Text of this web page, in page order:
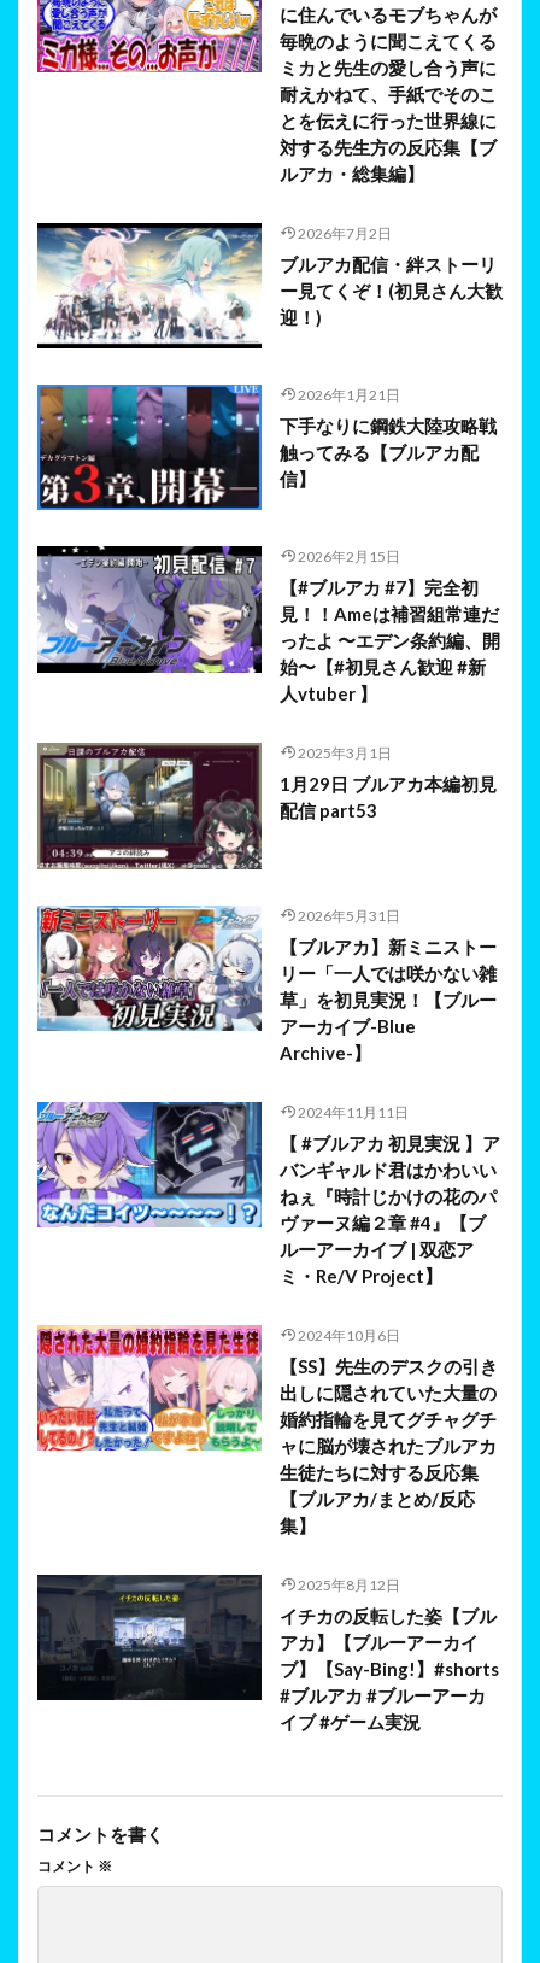
に住んでいるモブちゃんが
毎晩のように聞こえてくる
ミカと先生の愛し合う声に
耐えかねて、手紙でそのこ
とを伝えに行った世界線に
対する先生方の反応集【ブ
ルアカ・総集編】
2026年7月2日
ブルアカ配信・絆ストーリ
ー見てくぞ！(初見さん大歓
迎！)
2026年1月21日
下手なりに鋼鉄大陸攻略戦
触ってみる【ブルアカ配
信】
2026年2月15日
【#ブルアカ #7】完全初
見！！Ameは補習組常連だ
ったよ 〜エデン条約編、開
始〜【#初見さん歓迎 #新
人vtuber 】
2025年3月1日
1月29日 ブルアカ本編初見
配信 part53
2026年5月31日
【ブルアカ】新ミニストー
リー「一人では咲かない雑
草」を初見実況！【ブルー
アーカイブ-Blue
Archive-】
2024年11月11日
【 #ブルアカ 初見実況 】ア
バンギャルド君はかわいい
ねぇ『時計じかけの花のパ
ヴァーヌ編２章 #4』【ブ
ルーアーカイブ | 双恋ア
ミ・Re/V Project】
2024年10月6日
【SS】先生のデスクの引き
出しに隠されていた大量の
婚約指輪を見てグチャグチ
ャに脳が壊されたブルアカ
生徒たちに対する反応集
【ブルアカ/まとめ/反応
集】
2025年8月12日
イチカの反転した姿【ブル
アカ】【ブルーアーカイ
ブ】【Say-Bing!】#shorts
#ブルアカ #ブルーアーカ
イブ #ゲーム実況
コメントを書く
コメント ※